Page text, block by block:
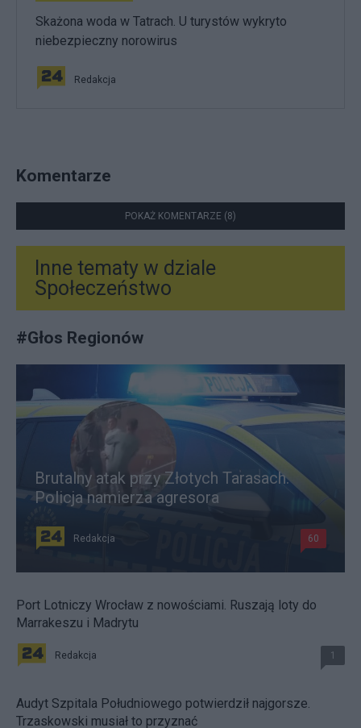
Skażona woda w Tatrach. U turystów wykryto
niebezpieczny norowirus
Redakcja
Komentarze
POKAŻ KOMENTARZE (8)
Inne tematy w dziale
Społeczeństwo
#Głos Regionów
Brutalny atak przy Złotych Tarasach.
Policja namierza agresora
Redakcja 60
Port Lotniczy Wrocław z nowościami. Ruszają loty do
Marrakeszu i Madrytu
Redakcja 1
Audyt Szpitala Południowego potwierdził najgorsze.
Trzaskowski musiał to przyznać